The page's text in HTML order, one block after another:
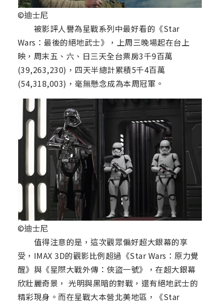
©迪士尼
被影評人譽為星戰系列中最好看的《Star
Wars：最後的絕地武士》，上周三晚場起在台上
映，周末五、六、日三天全台票房3千9百萬
(39,263,230)，四天半總計累積5千4百萬
(54,318,003)，毫無懸念成為本周冠軍。
©迪士尼
值得注意的是，這次觀眾偏好超大銀幕的享
受，IMAX 3D的觀影比例超過《Star Wars：原力覺
醒》與《星際大戰外傳：俠盜一號》，在超大銀幕
欣壯麗奇景， 光明與黑暗的對戰，還有絕地武士的
精彩現身。而在星戰大本營北美地區，《Star